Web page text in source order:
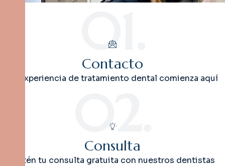
01.
Contacto
Tu experiencia de tratamiento dental comienza aquí
02.
Consulta
Obtén tu consulta gratuita con nuestros dentistas